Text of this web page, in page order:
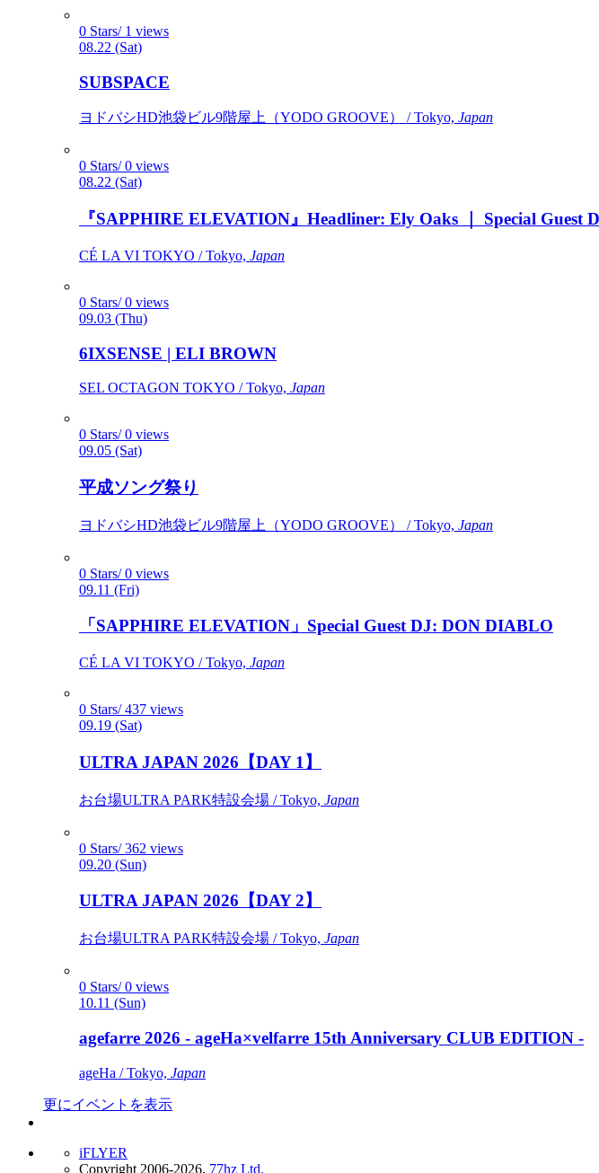
0 Stars/ 1 views
08.22 (Sat)
SUBSPACE
ヨドバシHD池袋ビル9階屋上（YODO GROOVE） / Tokyo, Japan
0 Stars/ 0 views
08.22 (Sat)
『SAPPHIRE ELEVATION』Headliner: Ely Oaks ｜ Special Guest
CÉ LA VI TOKYO / Tokyo, Japan
0 Stars/ 0 views
09.03 (Thu)
6IXSENSE | ELI BROWN
SEL OCTAGON TOKYO / Tokyo, Japan
0 Stars/ 0 views
09.05 (Sat)
平成ソング祭り
ヨドバシHD池袋ビル9階屋上（YODO GROOVE） / Tokyo, Japan
0 Stars/ 0 views
09.11 (Fri)
「SAPPHIRE ELEVATION」Special Guest DJ: DON DIABLO
CÉ LA VI TOKYO / Tokyo, Japan
0 Stars/ 437 views
09.19 (Sat)
ULTRA JAPAN 2026【DAY 1】
お台場ULTRA PARK特設会場 / Tokyo, Japan
0 Stars/ 362 views
09.20 (Sun)
ULTRA JAPAN 2026【DAY 2】
お台場ULTRA PARK特設会場 / Tokyo, Japan
0 Stars/ 0 views
10.11 (Sun)
agefarre 2026 - ageHa×velfarre 15th Anniversary CLUB EDITION -
ageHa / Tokyo, Japan
更にイベントを表示
iFLYER
Copyright 2006-2026, 77hz Ltd.